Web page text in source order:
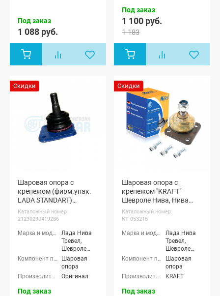
Под заказ
1 088 руб.
Под заказ
1 100 руб.
1 183
Скидки
Шаровая опора с
крепежом (фирм.упак.
LADA STANDART)
Шевроле Нива, Нива
Тревел
Каталожный номер:
21230290419286
Лада Нива
Тревел,
Шевроле
Нива (ВАЗ
2123)
Шаровая
опора
Оригинал
Под заказ
Скидки
Шаровая опора с
крепежом "KRAFT"
Шевроле Нива, Нива
Тревел
Каталожный номер:
КТ 053215
Лада Нива
Тревел,
Шевроле
Нива (ВАЗ
2123)
Шаровая
опора
KRAFT
Под заказ